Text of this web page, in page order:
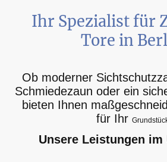
Ihr Spezialist für
Tore in
Ob moderner
Schmiedezaun oder ein
bieten Ihnen
für Ihr
Unsere Leistungen